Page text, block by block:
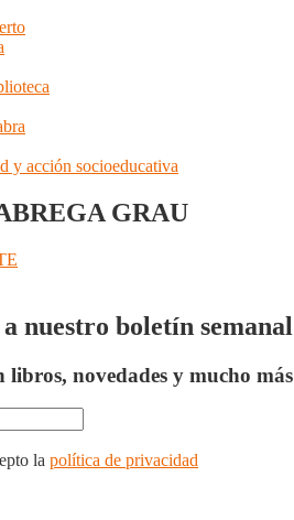
y acción socioeducativa
GRAU
nuestro boletín semanal
libros, novedades y mucho más
la política de privacidad